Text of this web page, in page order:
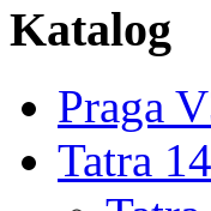
Katalog
Praga
Tatra